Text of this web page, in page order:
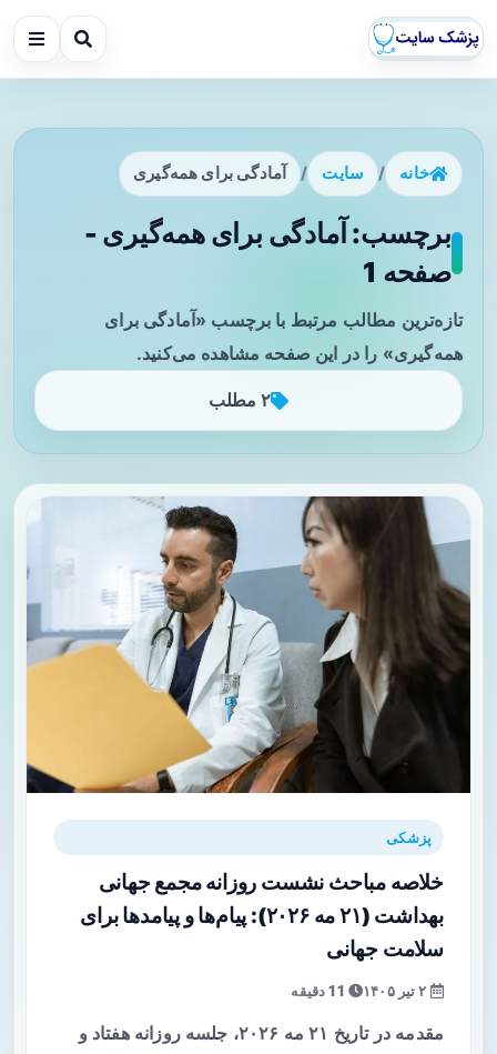
خانه / سایت / آمادگی برای همه‌گیری
برچسب: آمادگی برای همه‌گیری -
صفحه 1
تازه‌ترین مطالب مرتبط با برچسب «آمادگی برای
همه‌گیری» را در این صفحه مشاهده می‌کنید.
۲ مطلب
پزشکی
خلاصه مباحث نشست روزانه مجمع جهانی
بهداشت (۲۱ مه ۲۰۲۶): پیام‌ها و پیامدها برای
سلامت جهانی
مقدمه در تاریخ ۲۱ مه ۲۰۲۶، جلسه روزانه هفتاد و